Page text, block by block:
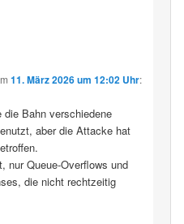
11. März 2026 um 12:02 Uhr:
Bahn verschiedene
aber die Attacke hat
nur Queue‑Overflows und
die nicht rechtzeitig